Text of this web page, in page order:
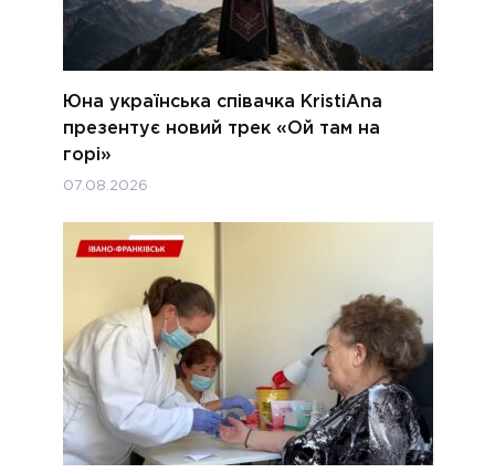
Юна українська співачка KristiAna
презентує новий трек «Ой там на
горі»
07.08.2026